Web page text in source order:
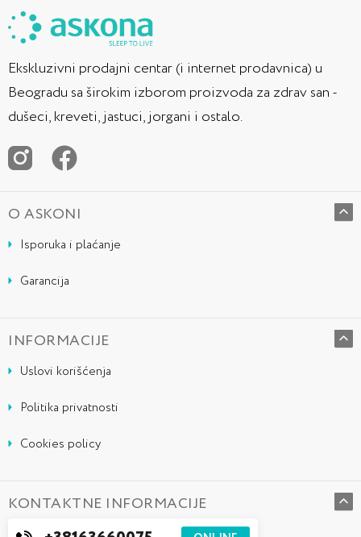
Ekskluzivni prodajni centar (i internet prodavnica) u
Beogradu sa širokim izborom proizvoda za zdrav san -
dušeci, kreveti, jastuci, jorgani i ostalo.
O ASKONI
Isporuka i plaćanje
Garancija
INFORMACIJE
Uslovi korišćenja
Politika privatnosti
Cookies policy
KONTAKTNE INFORMACIJE